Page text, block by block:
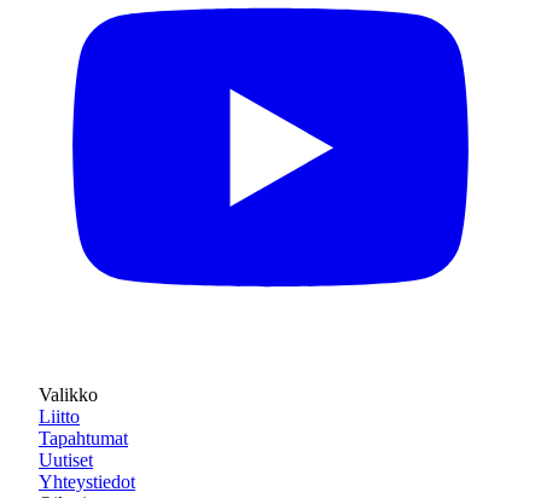
Valikko
Liitto
Tapahtumat
Uutiset
Yhteystiedot